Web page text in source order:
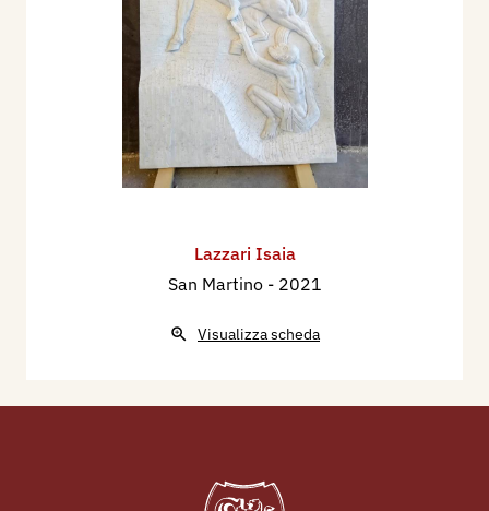
Lazzari Isaia
San Martino - 2021
Visualizza scheda